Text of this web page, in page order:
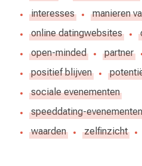
interesses
manieren
online datingwebsites
open-minded
partner
positief blijven
sociale evenementen
speeddating-evenementen
waarden
zelfinzicht